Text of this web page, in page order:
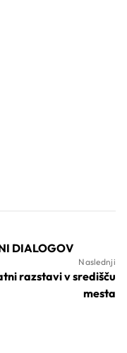
DIALOGOV
Naslednji
razstavi v središču
mesta